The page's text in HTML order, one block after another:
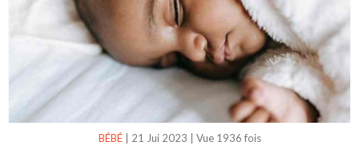
BÉBÉ| 21 Jui 2023 Vue 1936 fois